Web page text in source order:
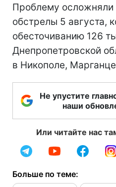
Проблему осложняли
обстрелы 5 августа,
обесточиванию 126
Днепропетровской
в Никополе,
Не упустите
наши
Или читайте нас
Больше по теме: